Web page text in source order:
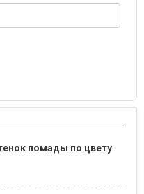
помады по цвету